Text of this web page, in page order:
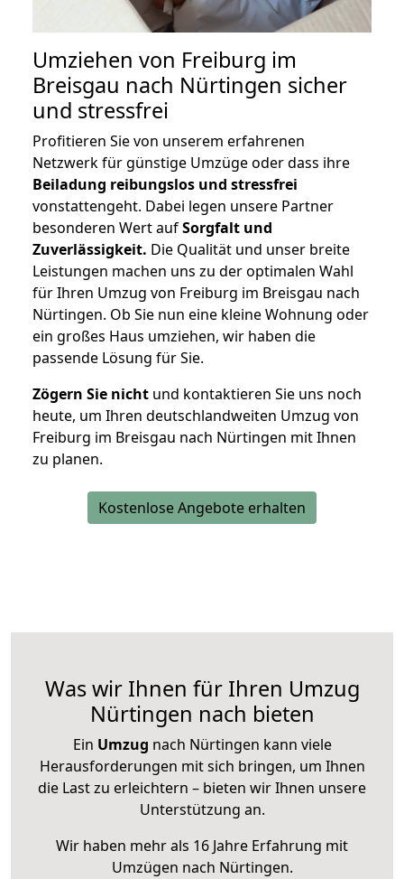
Umziehen von Freiburg im
Breisgau nach Nürtingen sicher
und stressfrei
Profitieren Sie von unserem erfahrenen
Netzwerk für günstige Umzüge oder dass ihre
Beiladung reibungslos und stressfrei
vonstattengeht. Dabei legen unsere Partner
besonderen Wert aufSorgfalt und
Zuverlässigkeit. Die Qualität und unser breite
Leistungen machen uns zu der optimalen Wahl
für Ihren Umzug von Freiburg im Breisgau nach
Nürtingen. Ob Sie nun eine kleine Wohnung oder
ein großes Haus umziehen, wir haben die
passende Lösung für Sie.
Zögern Sie nicht und kontaktieren Sie uns noch
heute, um Ihren deutschlandweiten Umzug von
Freiburg im Breisgau nach Nürtingen mit Ihnen
zu planen.
Kostenlose Angebote erhalten
Was wir Ihnen für Ihren Umzug
Nürtingen nach bieten
Ein Umzug nach Nürtingen kann viele
Herausforderungen mit sich bringen, um Ihnen
die Last zu erleichtern – bieten wir Ihnen unsere
Unterstützung an.
Wir haben mehr als 16 Jahre Erfahrung mit
Umzügen nach Nürtingen.